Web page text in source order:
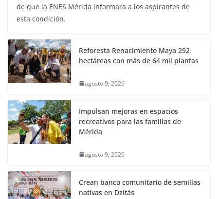
de que la ENES Mérida informara a los aspirantes de
esta condición.
Reforesta Renacimiento Maya 292
hectáreas con más de 64 mil plantas
agosto 9, 2026
Impulsan mejoras en espacios
recreativos para las familias de
Mérida
agosto 9, 2026
Crean banco comunitario de semillas
nativas en Dzitás